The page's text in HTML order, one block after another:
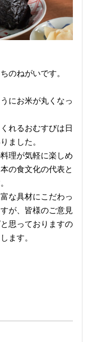
のねがいです。
にお米が丸くなっ
れるおむすびは日
ました。
理が気軽に楽しめ
の食文化の代表と
な具材にこだわっ
が、皆様のご意見
思っておりますの
ます。